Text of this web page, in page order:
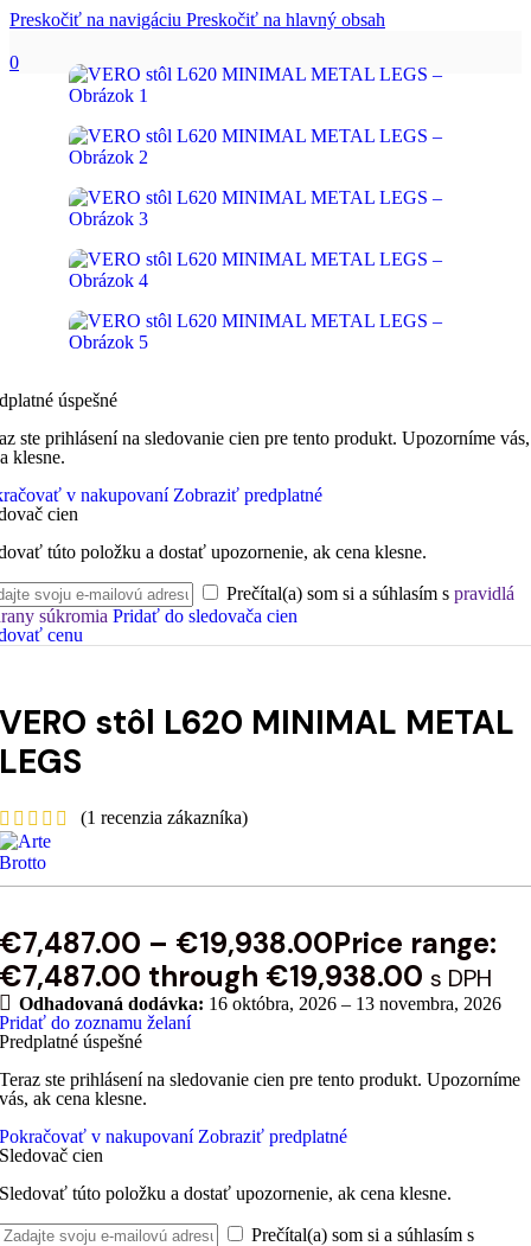
Preskočiť na navigáciu Preskočiť na hlavný obsah
0
úspešné
ste prihlásení na sledovanie cien pre tento produkt. Upozorníme
klesne.
v nakupovaní Zobraziť predplatné
cien
túto položku a dostať upozornenie, ak cena klesne.
Prečítal(a) som si a súhlasím s pravidlá
súkromia Pridať do sledovača cien
cenu
VERO stôl L620 MINIMAL METAL
LEGS
(1 recenzia zákazníka)
€7,487.00 – €19,938.00Price range:
€7,487.00 through €19,938.00 s DPH
Odhadovaná dodávka: 16 októbra, 2026 – 13 novembra, 2026
Pridať do zoznamu želaní
Predplatné úspešné
Teraz ste prihlásení na sledovanie cien pre tento produkt. Upozorníme
vás, ak cena klesne.
Pokračovať v nakupovaní Zobraziť predplatné
Sledovač cien
Sledovať túto položku a dostať upozornenie, ak cena klesne.
Prečítal(a) som si a súhlasím s